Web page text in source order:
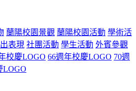
蘭陽校園景觀 蘭陽校園活動 學術活
表現 社團活動 學生活動 外賓參觀
校慶LOGO 66週年校慶LOGO 70週
LOGO